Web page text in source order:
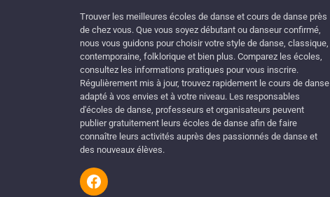
Trouver les meilleures écoles de danse et cours de danse près
de chez vous. Que vous soyez débutant ou danseur confirmé,
nous vous guidons pour choisir votre style de danse, classique,
contemporaine, folklorique et bien plus. Comparez les écoles,
consultez les informations pratiques pour vous inscrire.
Régulièrement mis à jour, trouvez rapidement le cours de danse
adapté à vos envies et à votre niveau. Les responsables
d'écoles de danse, professeurs et organisateurs peuvent
publier gratuitement leurs écoles de danse afin de faire
connaître leurs activités auprès des passionnés de danse et
des nouveaux élèves.